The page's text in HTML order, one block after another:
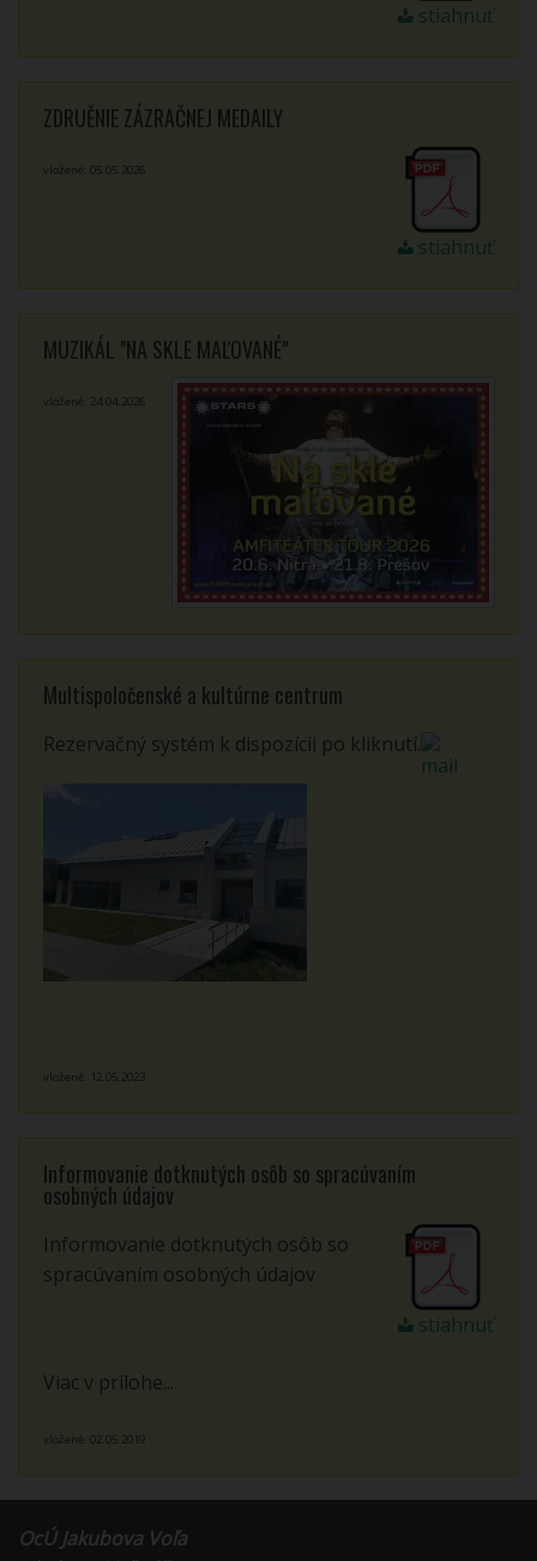
stiahnuť
ZDRUĚNIE ZÁZRAČNEJ MEDAILY
stiahnuť
vložené: 05.05.2026
MUZIKÁL "NA SKLE MAĽOVANÉ"
vložené: 24.04.2026
Multispoločenské a kultúrne centrum
Rezervačný systém k dispozícii po kliknutí.
vložené: 12.05.2023
Informovanie dotknutých osôb so spracúvaním
osobných údajov
stiahnuť
Informovanie dotknutých osôb so
spracúvaním osobných údajov
Viac v prílohe...
vložené: 02.05.2019
OcÚ Jakubova Voľa